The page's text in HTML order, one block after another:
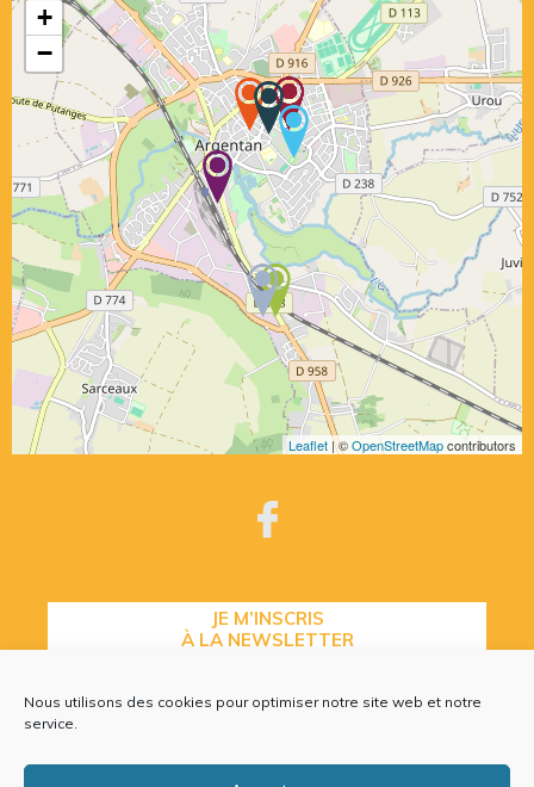
Nous utilisons des cookies pour optimiser notre site web et notre
service.
+
−
Leaflet | ©OpenStreetMapcontributors
JE M’INSCRIS
À LA NEWSLETTER